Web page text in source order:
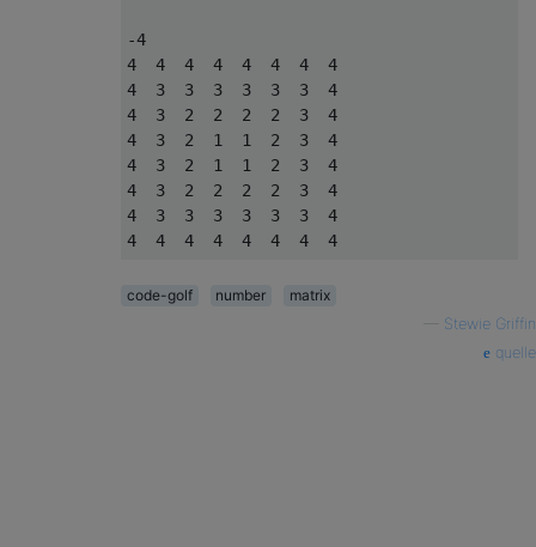
-4
4  4  4  4  4  4  4  4
4  3  3  3  3  3  3  4
4  3  2  2  2  2  3  4
4  3  2  1  1  2  3  4
4  3  2  1  1  2  3  4
4  3  2  2  2  2  3  4
4  3  3  3  3  3  3  4
code-golf number
matrix
Stewie Griffin
quelle